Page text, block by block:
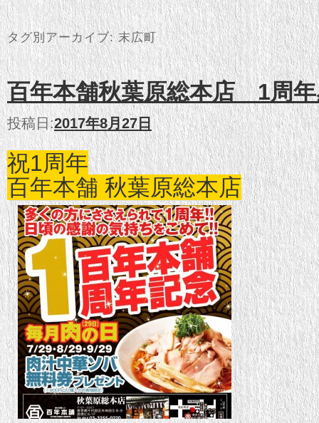
タグ別アーカイブ:末広町
百年本舗秋葉原総本店 1周
投稿日:2017年8月27日
祝1周年
百年本舗 秋葉原総本店